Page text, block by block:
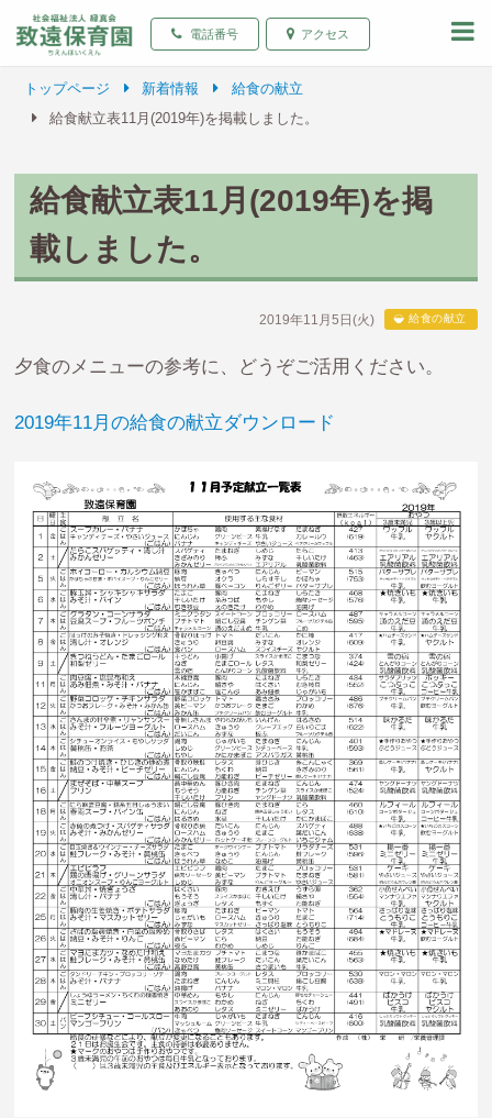
致遠保育園 青森県弘
電話番号 アクセス
トップページ 新着情報
給食の献立
給食献立表11月(2019年)を掲載しました。
給食献立表11月(2019年)を掲
載しました。
2019年11月5日(火) 給食の献立
夕食のメニューの参考に、どうぞご活用ください。
2019年11月の給食の献立ダウンロード